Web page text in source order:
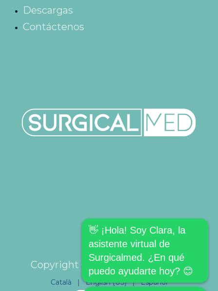
Descargas
Contáctenos
Copyright © SURGICALMED SL.
Català English (US) |
Español
👋 ¡Hola! Soy Clara, la
asistente virtual de
Surgicalmed. ¿En qué
puedo ayudarte hoy? 😊